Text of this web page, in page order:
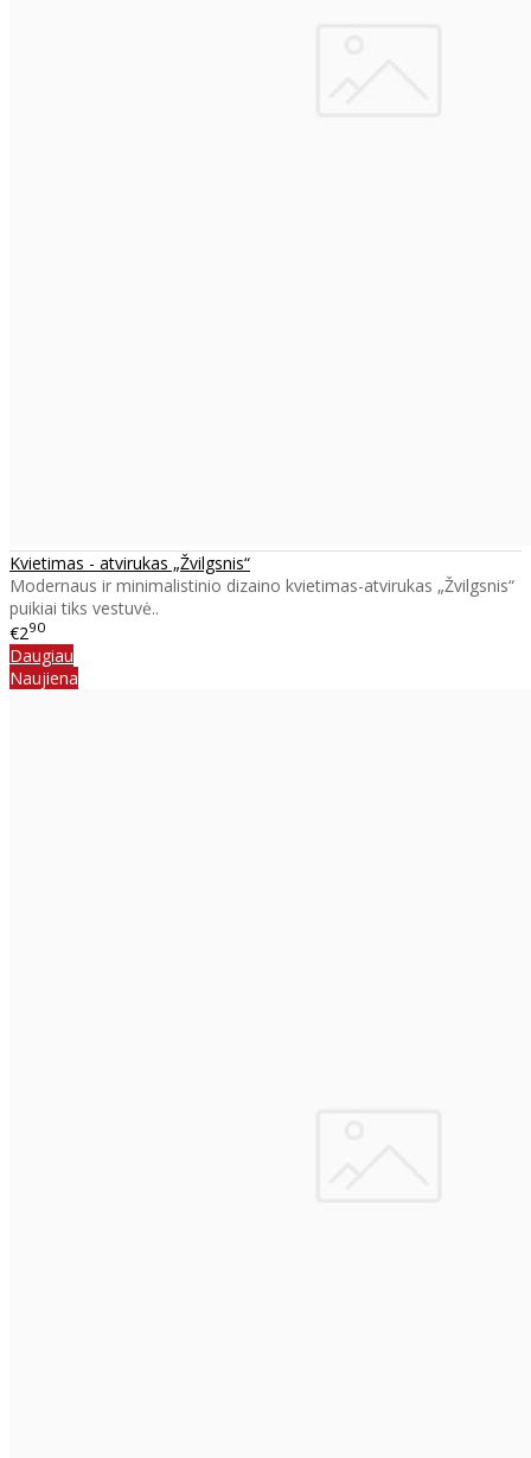
Kvietimas - atvirukas „Žvilgsnis“
Modernaus ir minimalistinio dizaino kvietimas-atvirukas „Žvilgsnis“
puikiai tiks vestuvė..
€290
Daugiau
Naujiena